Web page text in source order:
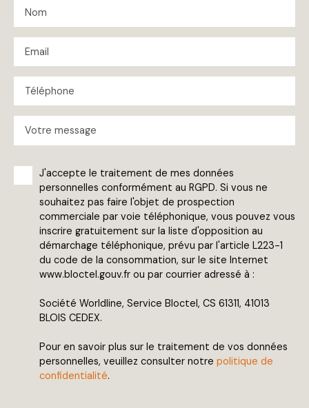
Nom
Email
Téléphone
Votre message
J'accepte le traitement de mes données
personnelles conformément au RGPD. Si vous ne
souhaitez pas faire l'objet de prospection
commerciale par voie téléphonique, vous pouvez vous
inscrire gratuitement sur la liste d'opposition au
démarchage téléphonique, prévu par l'article L223-1
du code de la consommation, sur le site Internet
www.bloctel.gouv.fr ou par courrier adressé à :
Société Worldline, Service Bloctel, CS 61311, 41013
BLOIS CEDEX.
Pour en savoir plus sur le traitement de vos données
personnelles, veuillez consulter notre politique de
confidentialité.